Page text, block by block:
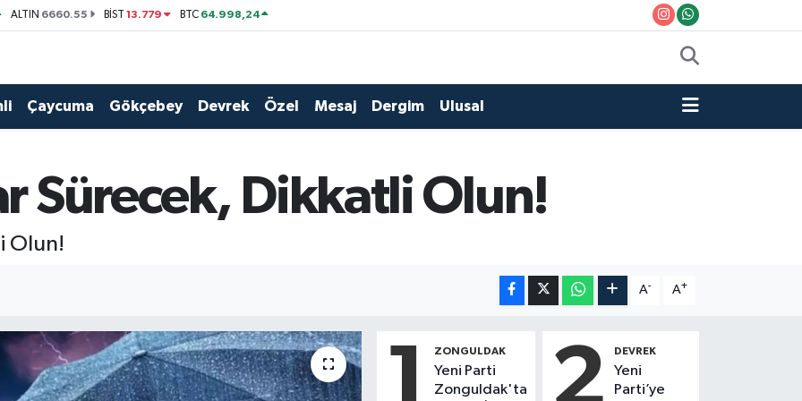
ALTIN 6660.55 BİST13.779 BTC 64.998,24
Çaycuma Gökçebey Devrek Özel Mesaj Dergim Ulusal
Sürecek, Dikkatli Olun!
Olun!
A- A+
1 ZONGULDAK
Yeni Parti
Zonguldak'ta
2 DEVREK
Yeni
Parti’ye